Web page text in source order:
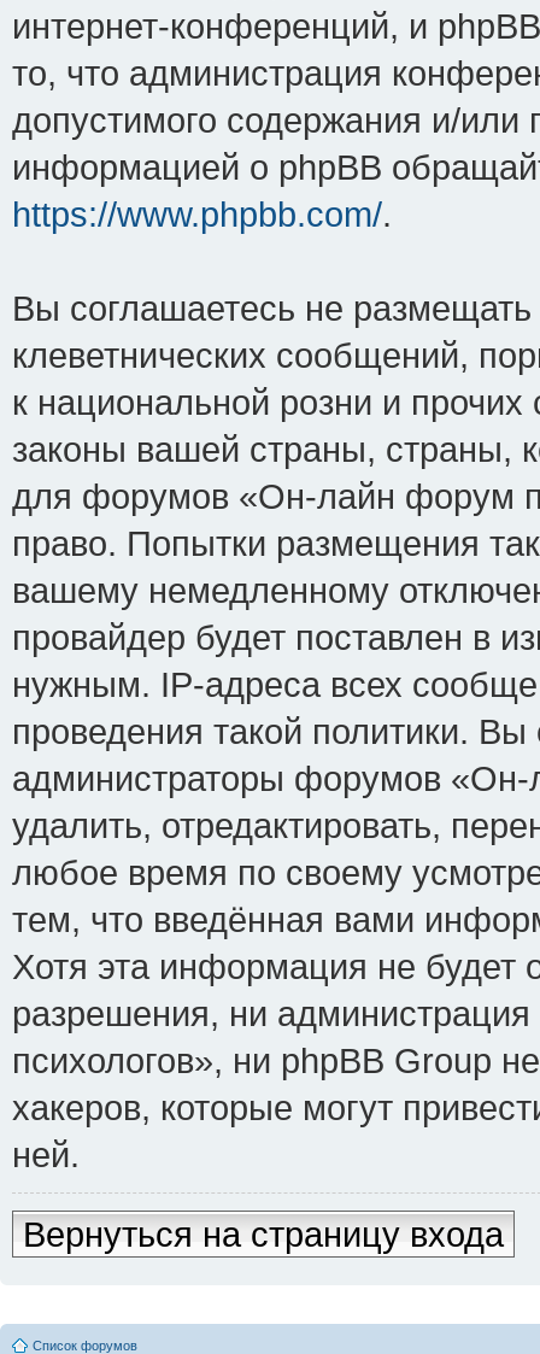
интернет-конференций, и
то, что администрация
допустимого содержания и/
информацией о phpBB
https://www.phpbb.com/.
Вы соглашаетесь не
клеветнических сообщений,
к национальной розни и
законы вашей страны, страны,
для форумов «Он-лайн форум
право. Попытки размещения
вашему немедленному
провайдер будет поставлен в
нужным. IP-адреса всех
проведения такой политики.
администраторы форумов
удалить, отредактировать,
любое время по своему
тем, что введённая вами
Хотя эта информация не будет
разрешения, ни
психологов», ни phpBB Group
хакеров, которые могут
ней.
Вернуться на страницу входа
Список форумов